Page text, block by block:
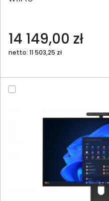
14 149,00 zł
netto: 11 503,25 zł